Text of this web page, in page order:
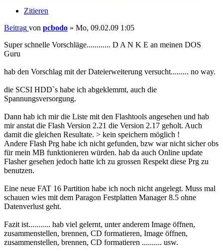
Zitieren
Beitrag von pcbodo » Mo, 09.02.09 1:05
Super schnelle Vorschläge............ D A N K E an meinen DOS
Guru
hab den Vorschlag mit der Dateierweiterung versucht......... no way.
die SCSI HDD`s habe ich abgeklemmt, auch die
Spannungsversorgung.
Dann hab ich mir die Liste mit den Flashtools angesehen und hab
mir anstat die Flash Version 2.21 die Version 2.17 geholt. Auch
damit die gleichen Resultate. > kein speichern möglich !
Andere Flash Prg habe ich nicht gefunden, bzw war nicht sicher obs
für mein MB funktionieren würden. hab da auch Online update
Flasher gesehen jedoch hatte ich zu grossen Respekt diese Prg zu
benutzen.
Eine neue FAT 16 Partition habe ich noch nicht angelegt. Muss mal
schauen wies mit dem Paragon Festplatten Manager 8.5 ohne
Datenverlust geht.
Fazit ist........... hab viel gelernt, unter anderem Image öffnen,
zusammenstellen, brennen, CD formatieren, Image öffnen,
zusammenstellen, brennen, CD formatieren .......... usw.